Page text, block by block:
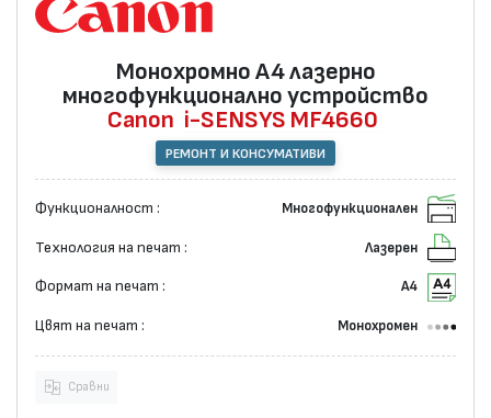
Монохромно А4 лазернo
многофункционално устройство
Canon i-SENSYS MF4660
РЕМОНТ И КОНСУМАТИВИ
Функционалност : Многофункционален
Технология на печат : Лазерен
Формат на печат : А4
Цвят на печат : Монохромен
Сравни